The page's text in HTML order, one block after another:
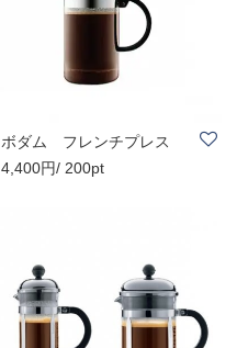
ボダム フレンチプレス
コーヒーメーカ..
4,400円/ 200pt